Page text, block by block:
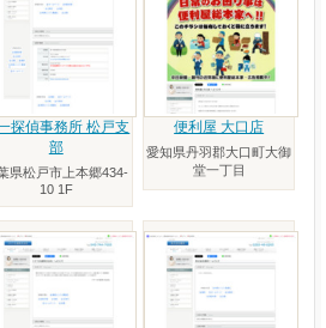
探偵事務所 松戸支
部
県松戸市上本郷434-
10 1F
便利屋 大口店
愛知県丹羽郡大口町大御
堂一丁目